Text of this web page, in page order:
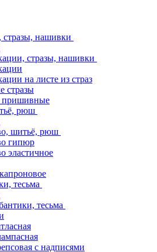
нашивки
стразы, нашивки
на листе из страз
стразы
пришивные
рюш
шитьё, рюш
гипюр
эластичное
тесьма
тесьма
с надписями